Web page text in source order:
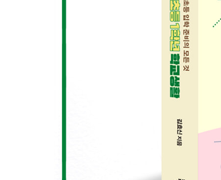
Teacher’s diary_회복탄력성, 아이의 정서적 강인